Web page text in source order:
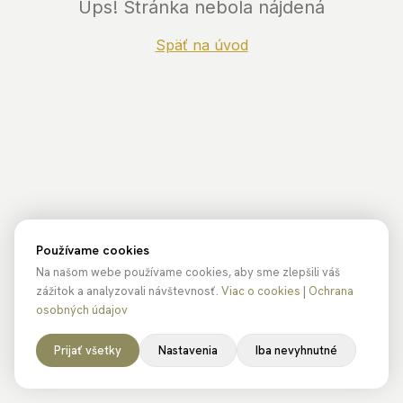
Ups! Stránka nebola nájdená
Späť na úvod
Používame cookies
Na našom webe používame cookies, aby sme zlepšili váš
zážitok a analyzovali návštevnosť. Viac o cookies | Ochrana
osobných údajov
Prijať všetky Nastavenia Iba nevyhnutné